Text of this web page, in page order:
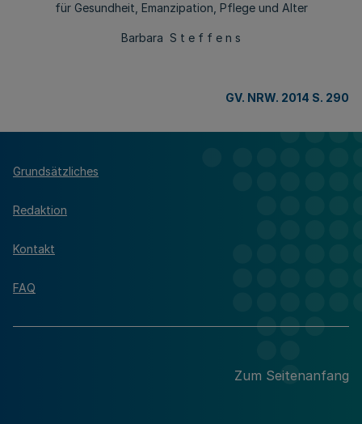
für Gesundheit, Emanzipation, Pflege und Alter
Barbara S t e f f e n s
GV. NRW. 2014 S. 290
Grundsätzliches
Redaktion
Kontakt
FAQ
Zum Seitenanfang